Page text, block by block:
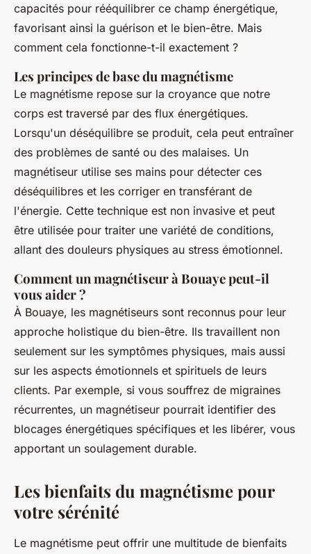
capacités pour rééquilibrer ce champ énergétique,
favorisant ainsi la guérison et le bien-être. Mais
comment cela fonctionne-t-il exactement ?
Les principes de base du magnétisme
Le magnétisme repose sur la croyance que notre
corps est traversé par des flux énergétiques.
Lorsqu'un déséquilibre se produit, cela peut entraîner
des problèmes de santé ou des malaises. Un
magnétiseur utilise ses mains pour détecter ces
déséquilibres et les corriger en transférant de
l'énergie. Cette technique est non invasive et peut
être utilisée pour traiter une variété de conditions,
allant des douleurs physiques au stress émotionnel.
Comment un magnétiseur à Bouaye peut-il
vous aider ?
À Bouaye, les magnétiseurs sont reconnus pour leur
approche holistique du bien-être. Ils travaillent non
seulement sur les symptômes physiques, mais aussi
sur les aspects émotionnels et spirituels de leurs
clients. Par exemple, si vous souffrez de migraines
récurrentes, un magnétiseur pourrait identifier des
blocages énergétiques spécifiques et les libérer, vous
apportant un soulagement durable.
Les bienfaits du magnétisme pour
votre sérénité
Le magnétisme peut offrir une multitude de bienfaits